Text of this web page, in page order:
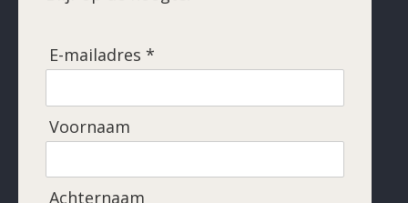
E-mailadres *
Voornaam
Achternaam